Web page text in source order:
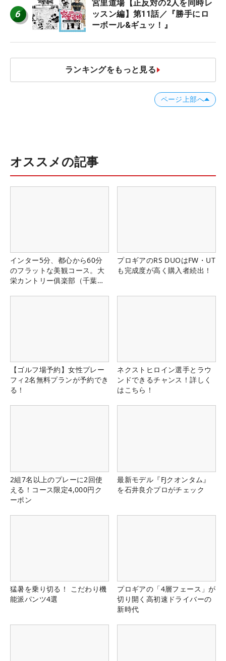
6
宮里道場【正反対の2人を同時レ
ッスン編】第11話／『勝手にロ
ーボール&ギュッ！』
ランキングをもっと見る
ページ上部へ
オススメの記事
インター5分、都心から60分
のフラットな美観コース。大
栄カントリー俱楽部（千葉
プロギアのRS DUOはFW・UT
も完成度が高く購入者続出！
【ゴルフ場予約】女性プレー
フィ2名無料プランが予約でき
る！
ネクストヒロイン選手とラウ
ンドできるチャンス！詳しく
はこちら！
2組7名以上のプレーに2回使
える！コース限定4,000円ク
ーポン
最新モデル『FJクオンタム』
を石井良介プロがチェック
猛暑を乗り切る！ こだわり機
能派パンツ4選
プロギアの「4層フェース」が
切り開く高初速ドライバーの
新時代